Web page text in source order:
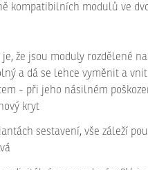
kompatibilních modulů ve
že jsou moduly rozdělené
a dá se lehce vyměnit a
- při jeho násilném
kryt
sestavení, vše záleží